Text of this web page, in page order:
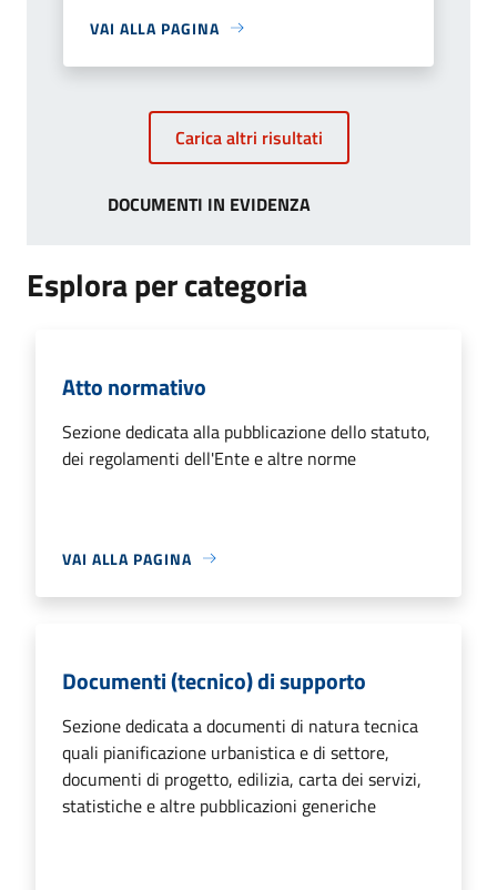
VAI ALLA PAGINA
Carica altri risultati
DOCUMENTI IN EVIDENZA
Esplora per categoria
Atto normativo
Sezione dedicata alla pubblicazione dello statuto,
dei regolamenti dell'Ente e altre norme
VAI ALLA PAGINA
Documenti (tecnico) di supporto
Sezione dedicata a documenti di natura tecnica
quali pianificazione urbanistica e di settore,
documenti di progetto, edilizia, carta dei servizi,
statistiche e altre pubblicazioni generiche